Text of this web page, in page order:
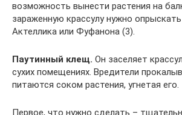
возможность вынести растения на
зараженную крассулу нужно
Актеллика или Фуфанона (3).
Паутинный клещ. Он заселяет
сухих помещениях. Вредители
питаются соком растения, угнетая его.
Первое, что нужно сделать –